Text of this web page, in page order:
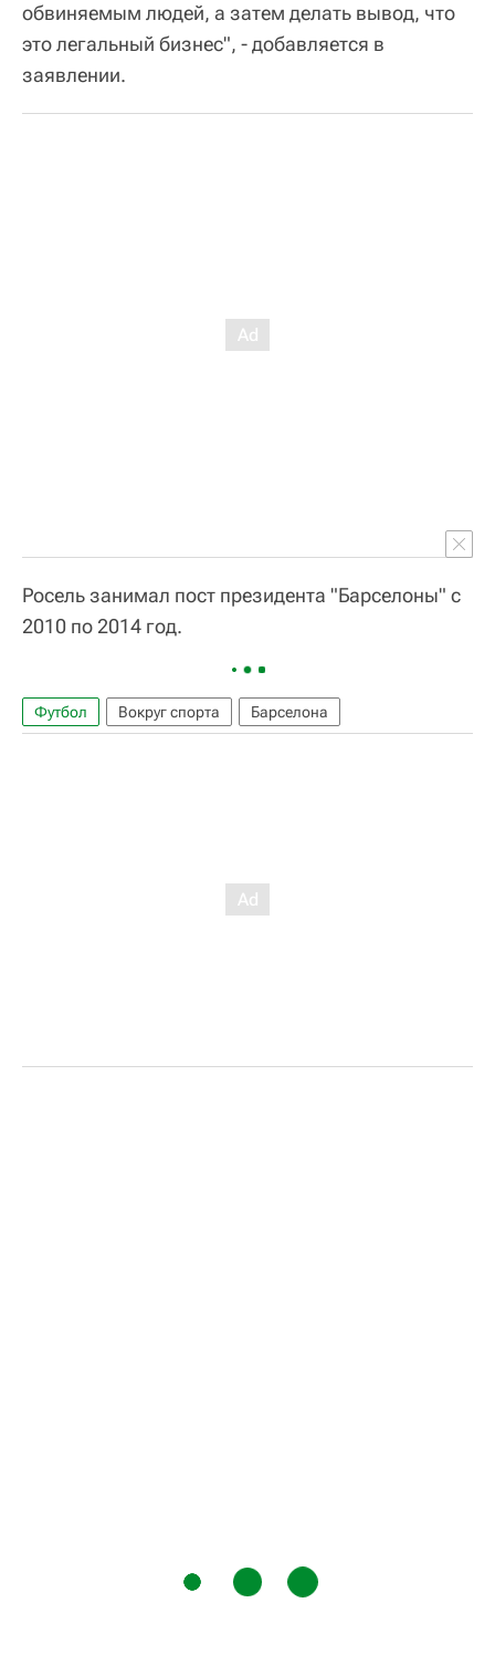
обвиняемым людей, а затем делать вывод, что
это легальный бизнес", - добавляется в
заявлении.
Росель занимал пост президента "Барселоны" с
2010 по 2014 год.
Футбол Вокруг спорта Барселона